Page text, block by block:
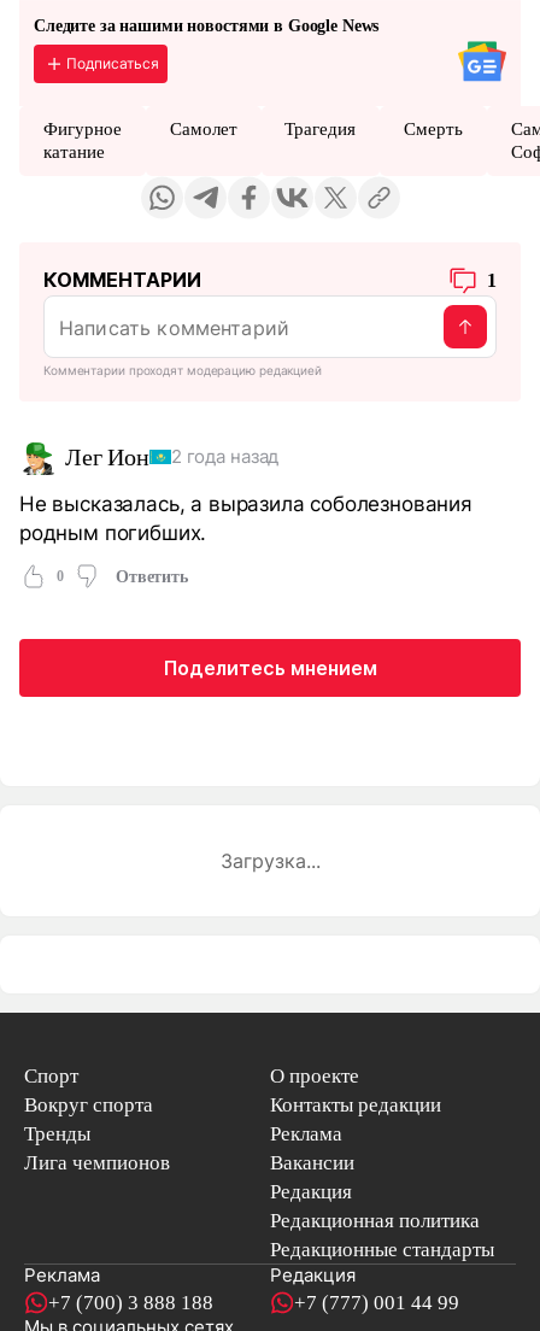
Следите за нашими новостями в Google News
Подписаться
Фигурное
катание
Самолет Трагедия Смерть
КОММЕНТАРИИ 1
Комментарии проходят модерацию редакцией
Лег Ион 2 года назад
Не высказалась, а выразила соболезнования
родным погибших.
0 Ответить
Поделитесь мнением
Загрузка...
Спорт
Вокруг спорта
Тренды
Лига чемпионов
О проекте
Контакты редакции
Реклама
Вакансии
Редакция
Редакционная политика
Редакционные стандарты
Реклама
+7 (700) 3 888 188
Редакция
+7 (777) 001 44 99